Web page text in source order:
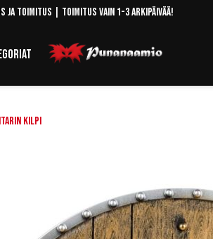
ja toimitus | Toimitus vain 1-3 arkipäivää!
Toggle
Navigation
kilpi